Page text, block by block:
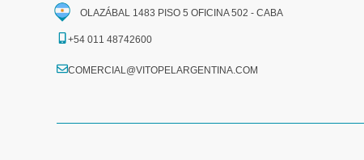
OLAZÁBAL 1483 PISO 5 OFICINA 502 - CABA
+54 011 48742600​
COMERCIAL@VITOPELARGENTINA.COM​